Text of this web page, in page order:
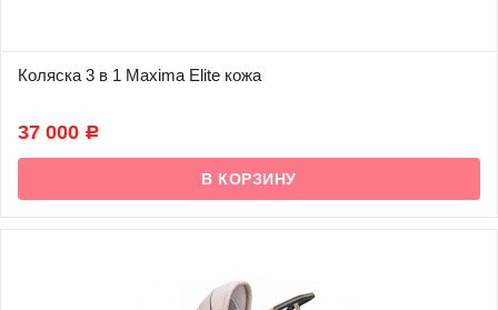
Коляска 3 в 1 Maxima Elite кожа
37 000 Р